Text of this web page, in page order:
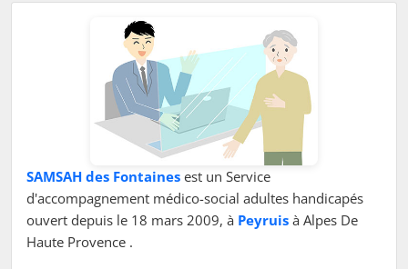
SAMSAH des Fontaines est un Service
d'accompagnement médico-social adultes handicapés
ouvert depuis le 18 mars 2009, à Peyruis à Alpes De
Haute Provence .